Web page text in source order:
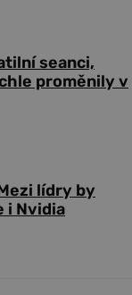
seanci,
proměnily v
lídry by
i Nvidia